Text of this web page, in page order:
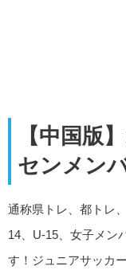
【中国版
センメン
通称県トレ、都トレ
14、U-15、女子メン
す！ジュニアサッカ